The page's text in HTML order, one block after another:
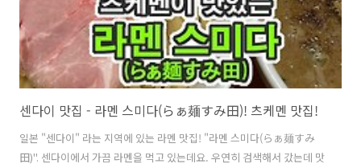
센다이 맛집 - 라멘 스미다(らぁ麺すみ田)! 츠케멘 맛집!
일본 "센다이" 라는 지역에 있는 라멘 맛집! "라멘 스미다(らぁ麺すみ
田)". 센다이에서 가끔 라멘을 먹고 있는데요. 우연히 검색해서 갔는데 맛